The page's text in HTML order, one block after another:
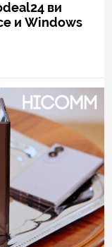
ви
и Windows